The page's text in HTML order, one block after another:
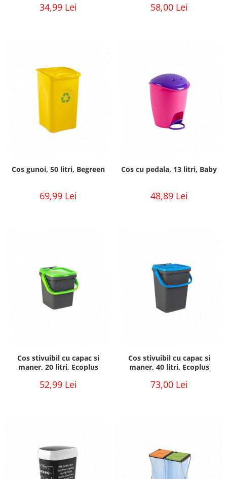
34,99 Lei 58,00 Lei
Cos gunoi, 50 litri, Begreen
69,99 Lei
Cos cu pedala, 13 litri, Baby
48,89 Lei
Cos stivuibil cu capac si
maner, 20 litri, Ecoplus
52,99 Lei
Cos stivuibil cu capac si
maner, 40 litri, Ecoplus
73,00 Lei